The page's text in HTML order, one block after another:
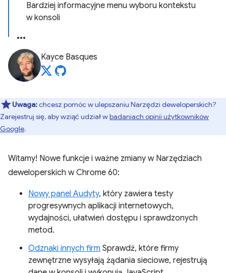
Bardziej informacyjne menu wyboru kontekstu
w konsoli
Kayce Basques
Uwaga:chcesz pomóc w ulepszaniu Narzędzi deweloperskich?
Zarejestruj się, aby wziąć udział wbadaniach opinii użytkowników
Google.
Witamy! Nowe funkcje i ważne zmiany w Narzędziach
deweloperskich w Chrome 60:
Nowy panel Audyty, który zawiera testy
progresywnych aplikacji internetowych,
wydajności, ułatwień dostępu i sprawdzonych
metod.
Odznaki innych firm Sprawdź, które firmy
zewnętrzne wysyłają żądania sieciowe, rejestrują